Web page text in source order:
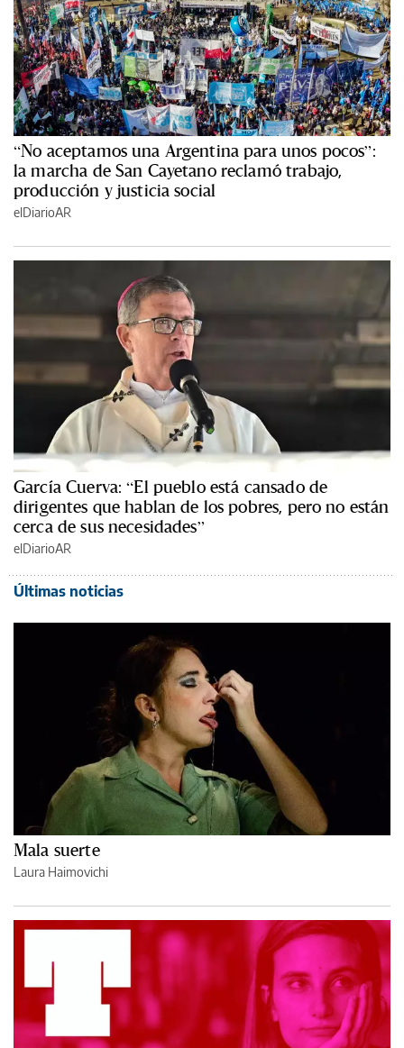
“No aceptamos una Argentina para unos pocos”:
la marcha de San Cayetano reclamó trabajo,
producción y justicia social
elDiarioAR
García Cuerva: “El pueblo está cansado de
dirigentes que hablan de los pobres, pero no están
cerca de sus necesidades”
elDiarioAR
Últimas noticias
Mala suerte
Laura Haimovichi